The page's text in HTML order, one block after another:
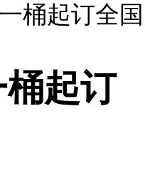
桶起订全国
起订